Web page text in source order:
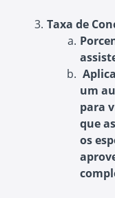
Taxa de
um
para
que
os